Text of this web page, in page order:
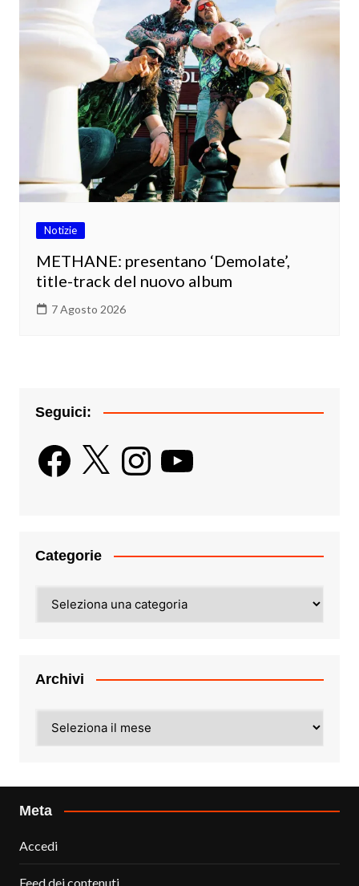
Notizie
METHANE: presentano ‘Demolate’,
title-track del nuovo album
7 Agosto 2026
Seguici:
Facebook
X InstagramYouTube
Categorie
Archivi
Meta
Accedi
Feed dei contenuti